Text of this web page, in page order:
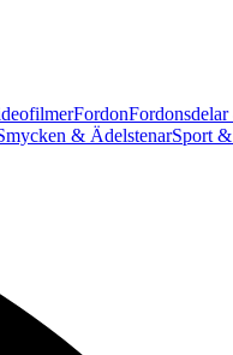
Fordon
& ÄdelstenarSport